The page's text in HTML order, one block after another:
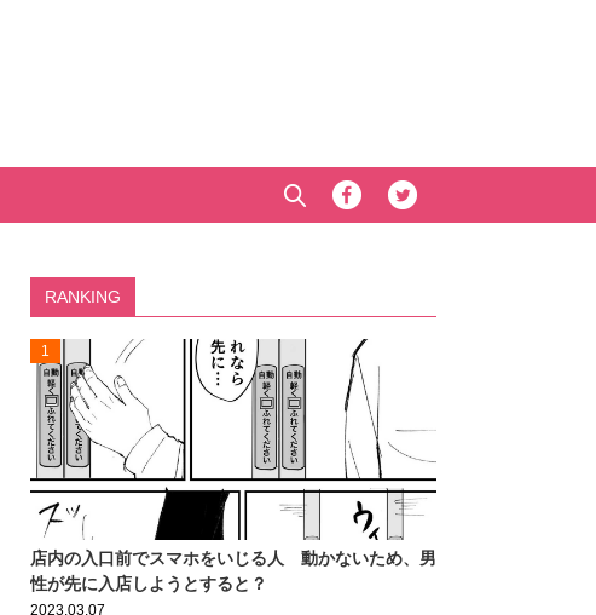
RANKING
1
店内の入口前でスマホをいじる人 動かないため、男
性が先に入店しようとすると？
2023.03.07